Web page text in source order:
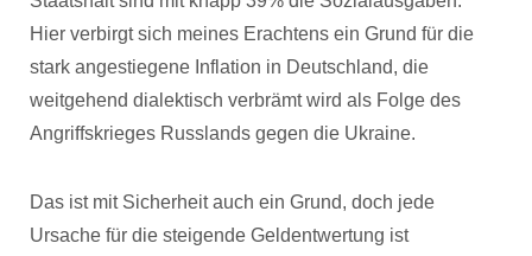
Hier verbirgt sich meines Erachtens ein Grund für die
stark angestiegene Inflation in Deutschland, die
weitgehend dialektisch verbrämt wird als Folge des
Angriffskrieges Russlands gegen die Ukraine.
Das ist mit Sicherheit auch ein Grund, doch jede
Ursache für die steigende Geldentwertung ist